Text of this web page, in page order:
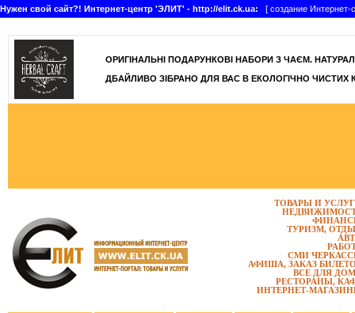
Нужен свой сайт?! Интернет-центр 'ЭЛИТ' - http://elit.ck.ua: [ создание Интернет-
]
ОРИГІНАЛЬНІ ПОДАРУНКОВІ НАБОРИ З ЧАЄМ.
ДБАЙЛИВО ЗІБРАНО ДЛЯ ВАС В ЕКОЛОГІЧНО ЧИСТИХ
ТОВАРЫ И
ТУРИЗМ,
СМИ
АФИША, ЗАКАЗ
ВСЕ ДЛЯ
РЕСТОРАНЫ,
ИНТЕРНЕТ-